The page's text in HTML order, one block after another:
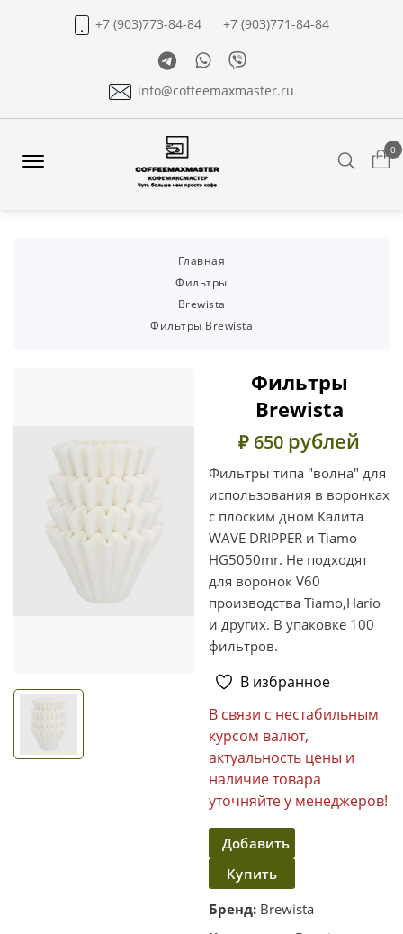
+7 (903)773-84-84
+7 (903)771-84-84
TelegramWhatsapp
Viber
info@coffeemaxmaster.ru
0
Главная
Фильтры
Brewista
Фильтры Brewista
Фильтры
Brewista
₽ 650 рублей
Фильтры типа "волна" для
использования в воронках
с плоским дном Калита
WAVE DRIPPER и Tiamo
HG5050mr. Не подходят
для воронок V60
производства Tiamo,Hario
и других. В упаковке 100
фильтров.
В избранное
В связи с нестабильным
курсом валют,
актуальность цены и
наличие товара
уточняйте у менеджеров!
Добавить
в
корзину
Купить
в один
Бренд: Brewista